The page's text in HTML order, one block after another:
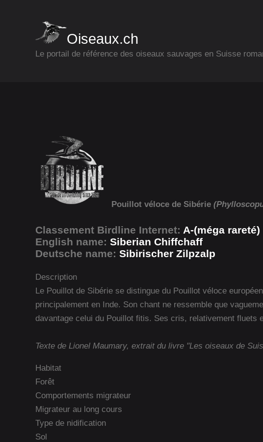
Oiseaux.ch
Le portail de référence des oiseaux sauvages en Suisse
Pouillot véloce de Sibérie
Classement Birdline Internet: A-(méga rareté)
English name: Siberian Chiffchaff
Deutsche name: Sibirischer Zilpzalp
Description
Le Pouillot de Sibérie se distingue du Pouillot véloce
principalement en Inde. Son chant ne ressemble que
davantage celui du Pouillot fitis. Ses cris, relativement fluets
Texte de Lionel Maumary, extrait du livre "Les oiseaux de
Habitat
Forêt
Comportements migrateur
Migrateur au long cours
Type de nidification
Sol